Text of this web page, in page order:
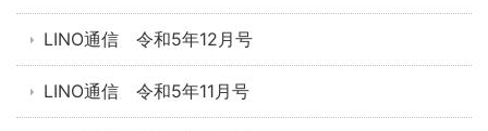
LINO通信 令和5年12月号
LINO通信 令和5年11月号